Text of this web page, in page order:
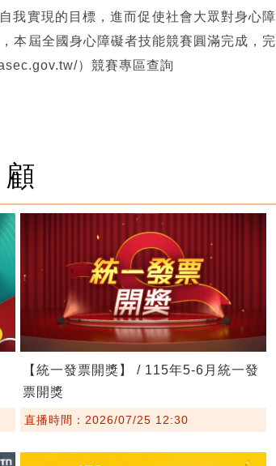
我實現的目標，進而促使社會大眾對身心障
本屆全國身心障礙者技能競賽圓滿完成，完
）競賽專區查詢
【統一發票開獎】 / 115年5-6月統一發
票開獎
直播時間：2026/07/25 12:30